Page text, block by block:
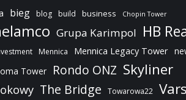
bieg blog build business Chopin Tower
Grupa Karimpol HB
Mennica Mennica Legacy Tower
Tower Rondo ONZ Skyliner
The Bridge Towarowa22